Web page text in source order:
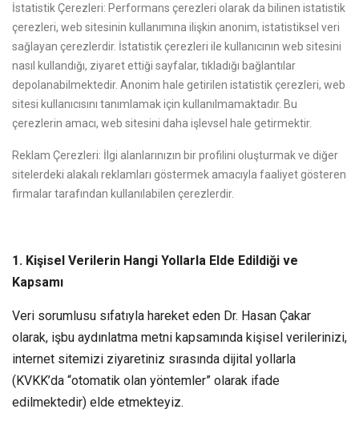
İstatistik Çerezleri: Performans çerezleri olarak da bilinen istatistik
çerezleri, web sitesinin kullanımına ilişkin anonim, istatistiksel veri
sağlayan çerezlerdir. İstatistik çerezleri ile kullanıcının web sitesini
nasıl kullandığı, ziyaret ettiği sayfalar, tıkladığı bağlantılar
depolanabilmektedir. Anonim hale getirilen istatistik çerezleri, web
sitesi kullanıcısını tanımlamak için kullanılmamaktadır. Bu
çerezlerin amacı, web sitesini daha işlevsel hale getirmektir.
Reklam Çerezleri: İlgi alanlarınızın bir profilini oluşturmak ve diğer
sitelerdeki alakalı reklamları göstermek amacıyla faaliyet gösteren
firmalar tarafından kullanılabilen çerezlerdir.
1. Kişisel Verilerin Hangi Yollarla Elde Edildiği ve
Kapsamı
Veri sorumlusu sıfatıyla hareket eden Dr. Hasan Çakar
olarak, işbu aydınlatma metni kapsamında kişisel verilerinizi,
internet sitemizi ziyaretiniz sırasında dijital yollarla
(KVKK’da “otomatik olan yöntemler” olarak ifade
edilmektedir) elde etmekteyiz.